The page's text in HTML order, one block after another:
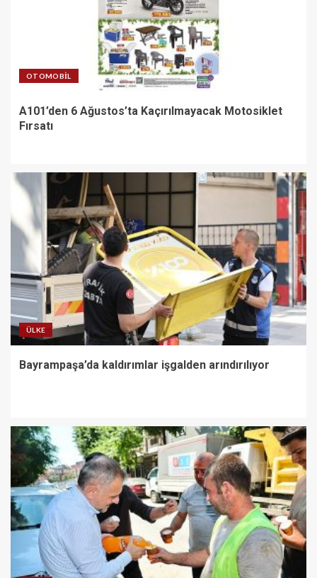
OTOMOBIL
A101’den 6 Ağustos’ta Kaçırılmayacak Motosiklet
Fırsatı
ÜLKE
Bayrampaşa’da kaldırımlar işgalden arındırılıyor